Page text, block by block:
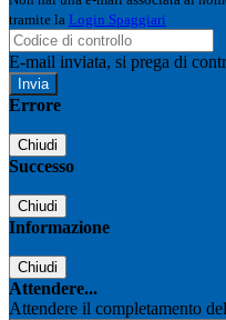
tramite la Login Spaggiari
E-mail inviata, si prega di
Errore
Chiudi
Successo
Chiudi
Informazione
Chiudi
Attendere...
Attendere il completamento